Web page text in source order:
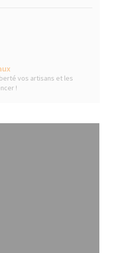
vos artisans et les
!